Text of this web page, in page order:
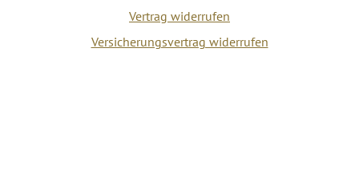
Vertrag widerrufen
Versicherungsvertrag widerrufen